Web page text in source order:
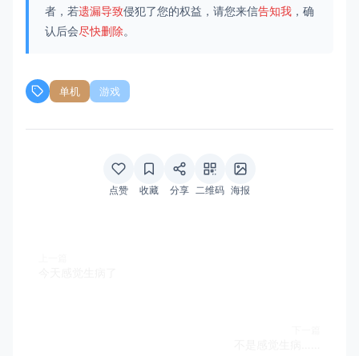
者，若遗漏导致侵犯了您的权益，请您来信告知我 ，确
认后会尽快删除。
单机 游戏
点赞 收藏 分享 二维码 海报